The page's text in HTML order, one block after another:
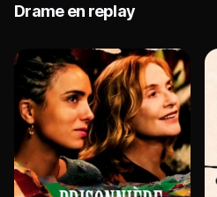
Drame en replay